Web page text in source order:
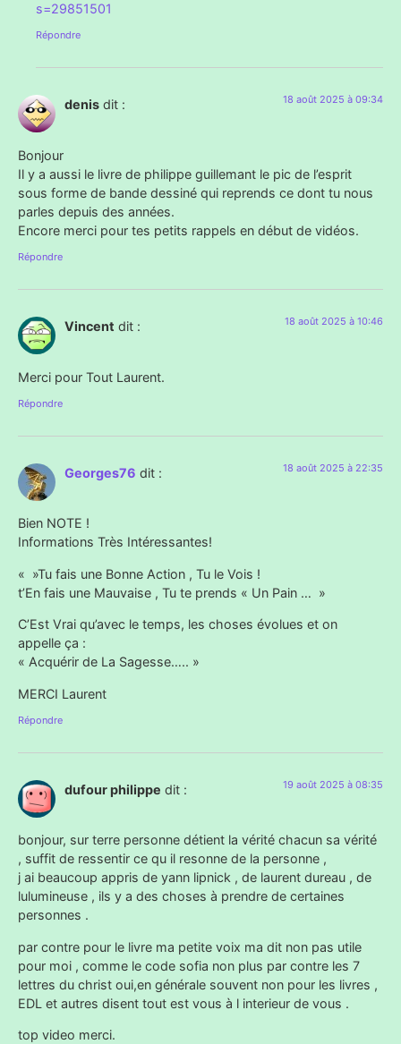
s=29851501
Répondre
denis dit : 18 août 2025 à 09:34
Bonjour
Il y a aussi le livre de philippe guillemant le pic de l’esprit
sous forme de bande dessiné qui reprends ce dont tu nous
parles depuis des années.
Encore merci pour tes petits rappels en début de vidéos.
Répondre
Vincent dit : 18 août 2025 à 10:46
Merci pour Tout Laurent.
Répondre
Georges76 dit : 18 août 2025 à 22:35
Bien NOTE !
Informations Très Intéressantes!
« »Tu fais une Bonne Action , Tu le Vois !
t’En fais une Mauvaise , Tu te prends « Un Pain … »
C’Est Vrai qu’avec le temps, les choses évolues et on
appelle ça :
« Acquérir de La Sagesse….. »
MERCI Laurent
Répondre
dufour philippe dit : 19 août 2025 à 08:35
bonjour, sur terre personne détient la vérité chacun sa vérité
, suffit de ressentir ce qu il resonne de la personne ,
j ai beaucoup appris de yann lipnick , de laurent dureau , de
lulumineuse , ils y a des choses à prendre de certaines
personnes .
par contre pour le livre ma petite voix ma dit non pas utile
pour moi , comme le code sofia non plus par contre les 7
lettres du christ oui,en générale souvent non pour les livres ,
EDL et autres disent tout est vous à l interieur de vous .
top video merci.